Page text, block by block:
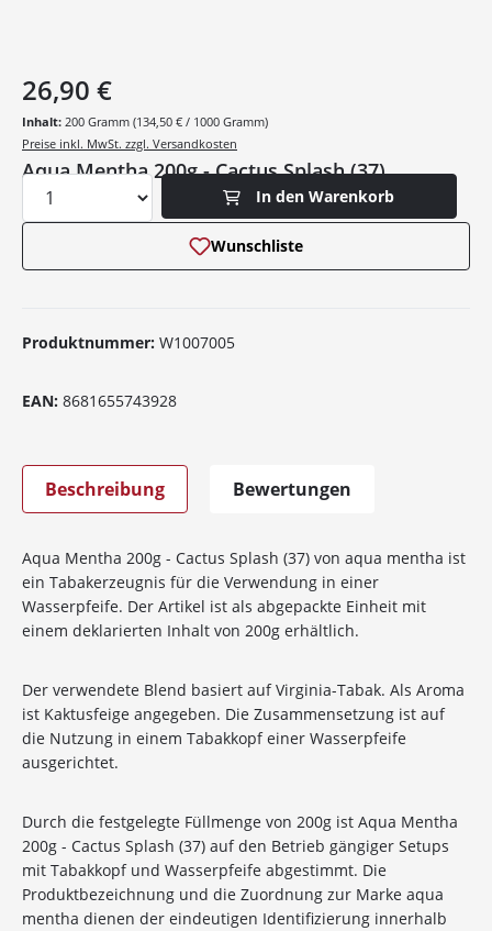
Aqua Mentha 200g - Cactus Splash (37)
26,90 €
Inhalt: 200 Gramm (134,50 € / 1000 Gramm)
Preise inkl. MwSt. zzgl. Versandkosten
Produkt Anzahl: Gib den gewünschten
In den Warenkorb
Wunschliste
Produktnummer: W1007005
EAN: 8681655743928
Beschreibung Bewertungen
Aqua Mentha 200g - Cactus Splash (37) von aqua mentha ist
ein Tabakerzeugnis für die Verwendung in einer
Wasserpfeife. Der Artikel ist als abgepackte Einheit mit
einem deklarierten Inhalt von 200g erhältlich.
Der verwendete Blend basiert auf Virginia-Tabak. Als Aroma
ist Kaktusfeige angegeben. Die Zusammensetzung ist auf
die Nutzung in einem Tabakkopf einer Wasserpfeife
ausgerichtet.
Durch die festgelegte Füllmenge von 200g ist Aqua Mentha
200g - Cactus Splash (37) auf den Betrieb gängiger Setups
mit Tabakkopf und Wasserpfeife abgestimmt. Die
Produktbezeichnung und die Zuordnung zur Marke aqua
mentha dienen der eindeutigen Identifizierung innerhalb